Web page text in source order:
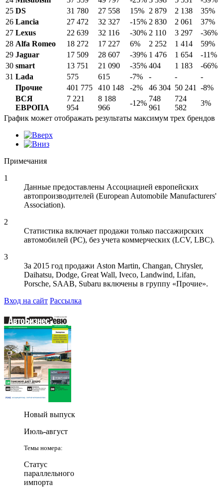
25 DS 31 780 27 558 15% 2 879 2 138
35%
26 Lancia 27 472 32 327 -15% 2 830 2 061
37%
27 Lexus 22 639 32 116 -30% 2 110 3 297
-36%
28 Alfa Romeo 18 272 17 227 6% 2 252 1 414
59%
29 Jaguar 17 509 28 607 -39% 1 476 1 654
-11%
30 smart 13 751 21 090 -35% 404 1 183
-66%
31 Lada 575 615 -7% - -
-
Прочие
401 775 410 148 -2% 46 304 50 241
-8%
ВСЯ
ЕВРОПА
7 221
954
8 188
966
-12%
748
961
724
582
3%
График может отображать результаты максимум трех брендов
Примечания
1
Данные предоставлены Ассоциацией европейских
автопроизводителей (European Automobile Manufacturers'
Association).
2
Статистика включает продажи только пассажирских
автомобилей (PC), без учета коммерческих (LCV, LBC).
3
За 2015 год продажи Aston Martin, Changan, Chrysler,
Daihatsu, Dodge, Great Wall, Iveco, Landwind, Lifan,
Porsche, SAAB, Subaru включены в группу «Прочие».
Вход на сайт Рассылка
Новый выпуск
Июль-август
Темы номера:
Статус
параллельного
импорта